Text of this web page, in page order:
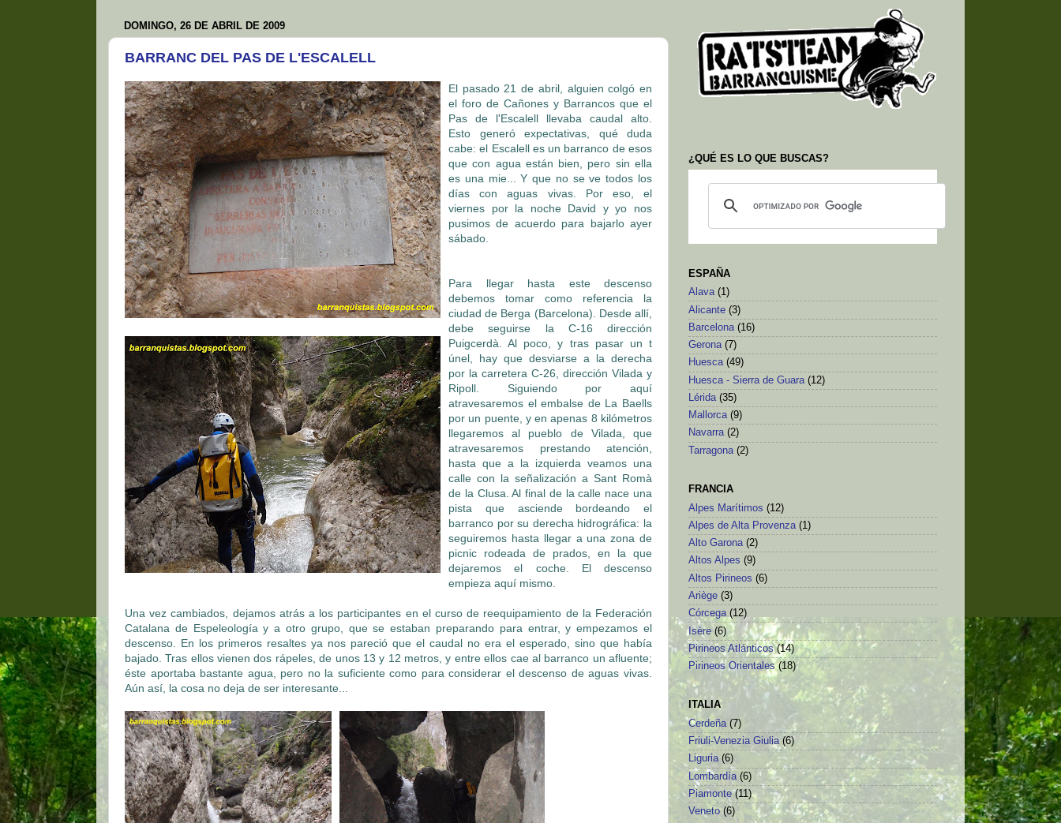
DOMINGO, 26 DE ABRIL DE 2009
BARRANC DEL PAS DE L'ESCALELL
El pasado 21 de abril, alguien colgó en
el foro de Cañones y Barrancos que el
Pas de l'Escalell llevaba caudal alto.
Esto generó expectativas, qué duda
cabe: el Escalell es un barranco de esos
que con agua están bien, pero sin ella
es una mie... Y que no se ve todos los
días con aguas vivas. Por eso, el
viernes por la noche David y yo nos
pusimos de acuerdo para bajarlo ayer
sábado.
Para llegar hasta este descenso
debemos tomar como referencia la
ciudad de Berga (Barcelona). Desde allí,
debe seguirse la C-16 dirección
Puigcerdà. Al poco, y tras pasar un t
únel, hay que desviarse a la derecha
por la carretera C-26, dirección Vilada y
Ripoll. Siguiendo por aquí
atravesaremos el embalse de La Baells
por un puente, y en apenas 8 kilómetros
llegaremos al pueblo de Vilada, que
atravesaremos prestando atención,
hasta que a la izquierda veamos una
calle con la señalización a Sant Romà
de la Clusa. Al final de la calle nace una
pista que asciende bordeando el
barranco por su derecha hidrográfica: la
seguiremos hasta llegar a una zona de
picnic rodeada de prados, en la que
dejaremos el coche. El descenso
empieza aquí mismo.
Una vez cambiados, dejamos atrás a los participantes en el curso de reequipamiento de la Federación
Catalana de Espeleología y a otro grupo, que se estaban preparando para entrar, y empezamos el
descenso. En los primeros resaltes ya nos pareció que el caudal no era el esperado, sino que había
bajado. Tras ellos vienen dos rápeles, de unos 13 y 12 metros, y entre ellos cae al barranco un afluente;
éste aportaba bastante agua, pero no la suficiente como para considerar el descenso de aguas vivas.
Aún así, la cosa no deja de ser interesante...
¿QUÉ ES LO QUE BUSCAS?
ESPAÑA
Alava (1)
Alicante (3)
Barcelona (16)
Gerona (7)
Huesca (49)
Huesca - Sierra de Guara (12)
Lérida (35)
Mallorca (9)
Navarra (2)
Tarragona (2)
FRANCIA
Alpes Marítimos (12)
Alpes de Alta Provenza (1)
Alto Garona (2)
Altos Alpes (9)
Altos Pirineos (6)
Ariège (3)
Córcega (12)
Isère (6)
Pirineos Atlánticos (14)
Pirineos Orientales (18)
ITALIA
Cerdeña (7)
Friuli-Venezia Giulia (6)
Liguria (6)
Lombardía (6)
Piamonte (11)
Veneto (6)